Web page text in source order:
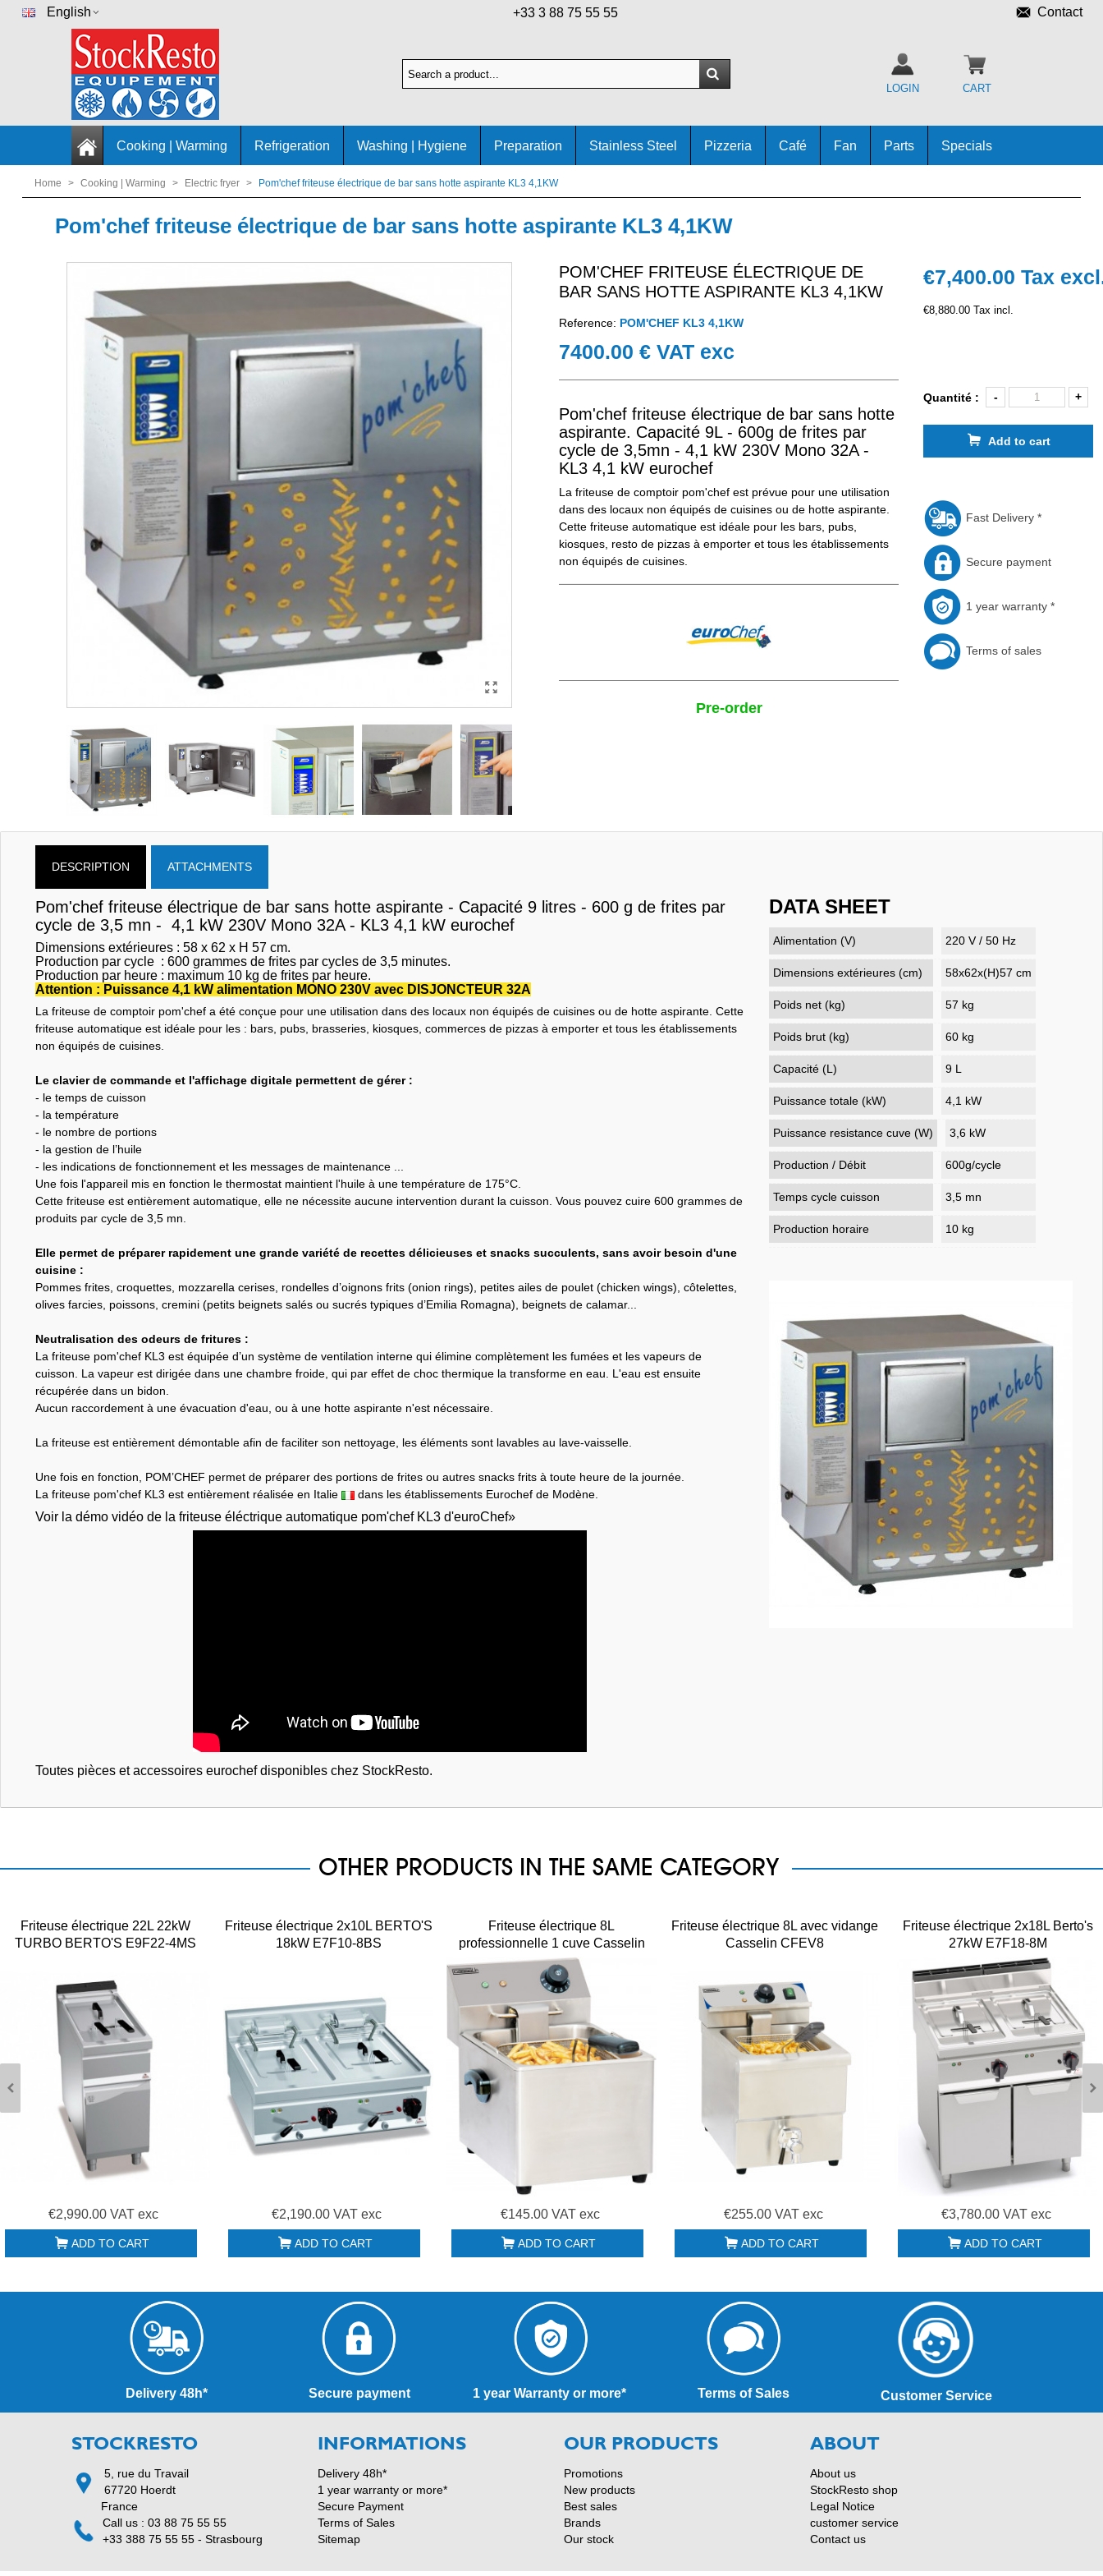
English +33 3 88 75 55 55 Contact
LOGIN CART
Cooking | Warming Refrigeration Washing | Hygiene Preparation Stainless Steel Pizzeria Café Fan Parts Specials
Home > Cooking | Warming > Electric fryer > Pom'chef friteuse électrique de bar sans hotte aspirante KL3 4,1KW
Pom'chef friteuse électrique de bar sans hotte aspirante KL3 4,1KW
POM'CHEF FRITEUSE ÉLECTRIQUE DE
BAR SANS HOTTE ASPIRANTE KL3 4,1KW
Reference: POM'CHEF KL3 4,1KW
7400.00 € VAT exc
Pom'chef friteuse électrique de bar sans hotte
aspirante. Capacité 9L - 600g de frites par
cycle de 3,5mn - 4,1 kW 230V Mono 32A -
KL3 4,1 kW eurochef
La friteuse de comptoir pom'chef est prévue pour une utilisation
dans des locaux non équipés de cuisines ou de hotte aspirante.
Cette friteuse automatique est idéale pour les bars, pubs,
kiosques, resto de pizzas à emporter et tous les établissements
non équipés de cuisines.
Pre-order
€7,400.00Tax
€8,880.00 Tax incl.
Quantité : - +
Add to cart
Fast Delivery *
Secure payment
1 year warranty *
Terms of sales
DESCRIPTION ATTACHMENTS
Pom'chef friteuse électrique de bar sans hotte aspirante - Capacité 9 litres - 600 g de frites par
cycle de 3,5 mn - 4,1 kW 230V Mono 32A - KL3 4,1 kW eurochef
Dimensions extérieures : 58 x 62 x H 57 cm.
Production par cycle : 600 grammes de frites par cycles de 3,5 minutes.
Production par heure : maximum 10 kg de frites par heure.
Attention : Puissance 4,1 kW alimentation MONO 230V avec DISJONCTEUR 32A
La friteuse de comptoir pom'chef a été conçue pour une utilisation dans des locaux non équipés de cuisines ou de hotte aspirante. Cette
friteuse automatique est idéale pour les : bars, pubs, brasseries, kiosques, commerces de pizzas à emporter et tous les établissements
non équipés de cuisines.
Le clavier de commande et l'affichage digitale permettent de gérer :
- le temps de cuisson
- la température
- le nombre de portions
- la gestion de l’huile
- les indications de fonctionnement et les messages de maintenance ...
Une fois l'appareil mis en fonction le thermostat maintient l'huile à une température de 175°C.
Cette friteuse est entièrement automatique, elle ne nécessite aucune intervention durant la cuisson. Vous pouvez cuire 600 grammes de
produits par cycle de 3,5 mn.
Elle permet de préparer rapidement une grande variété de recettes délicieuses et snacks succulents, sans avoir besoin d'une
cuisine :
Pommes frites, croquettes, mozzarella cerises, rondelles d’oignons frits (onion rings), petites ailes de poulet (chicken wings), côtelettes,
olives farcies, poissons, cremini (petits beignets salés ou sucrés typiques d’Emilia Romagna), beignets de calamar...
Neutralisation des odeurs de fritures :
La friteuse pom'chef KL3 est équipée d’un système de ventilation interne qui élimine complètement les fumées et les vapeurs de
cuisson. La vapeur est dirigée dans une chambre froide, qui par effet de choc thermique la transforme en eau. L'eau est ensuite
récupérée dans un bidon.
Aucun raccordement à une évacuation d'eau, ou à une hotte aspirante n'est nécessaire.
La friteuse est entièrement démontable afin de faciliter son nettoyage, les éléments sont lavables au lave-vaisselle.
Une fois en fonction, POM’CHEF permet de préparer des portions de frites ou autres snacks frits à toute heure de la journée.
La friteuse pom'chef KL3 est entièrement réalisée en Italie
dans les établissements Eurochef de Modène.
Voir la démo vidéo de la friteuse éléctrique automatique pom'chef KL3 d'euroChef»
Toutes pièces et accessoires eurochef disponibles chez StockResto.
DATA SHEET
Alimentation (V) 220 V / 50 Hz
Dimensions extérieures (cm) 58x62x(H)57 cm
Poids net (kg) 57 kg
Poids brut (kg) 60 kg
Capacité (L) 9 L
Puissance totale (kW) 4,1 kW
Puissance resistance cuve (W) 3,6 kW
Production / Débit 600g/cycle
Temps cycle cuisson 3,5 mn
Production horaire 10 kg
OTHER PRODUCTS IN THE SAME CATEGORY
Friteuse électrique 22L 22kW
TURBO BERTO'S E9F22-4MS
€2,990.00 VAT exc
ADD TO CART
Friteuse électrique 2x10L BERTO'S
18kW E7F10-8BS
€2,190.00 VAT exc
ADD TO CART
Friteuse électrique 8L
professionnelle 1 cuve Casselin
CFE8
€145.00 VAT exc
ADD TO CART
Friteuse électrique 8L avec vidange
Casselin CFEV8
€255.00 VAT exc
ADD TO CART
Friteuse électrique 2x18L Berto's
27kW E7F18-8M
€3,780.00 VAT exc
ADD TO CART
Delivery 48h* Secure payment 1 year Warranty or more* Terms of Sales Customer Service
STOCKRESTO
5, rue du Travail
67720 Hoerdt
France
Call us : 03 88 75 55 55
+33 388 75 55 55 - Strasbourg
INFORMATIONS
Delivery 48h*
1 year warranty or more*
Secure Payment
Terms of Sales
Sitemap
OUR PRODUCTS
Promotions
New products
Best sales
Brands
Our stock
ABOUT
About us
StockResto shop
Legal Notice
customer service
Contact us